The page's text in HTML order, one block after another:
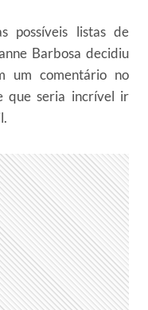
possíveis listas de
Barbosa decidiu
um comentário no
que seria incrível ir